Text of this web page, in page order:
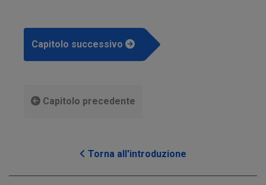
Capitolo successivo
Capitolo precedente
Torna all'introduzione